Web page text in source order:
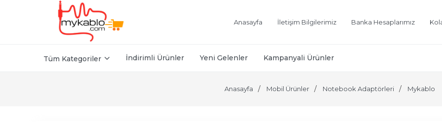
Anasayfa İletişim Bilgilerimiz Banka Hesaplarımız
Tüm Kategoriler İndirimli Ürünler Yeni Gelenler Kampanyali Ürünler
Anasayfa Mobil Ürünler Notebook Adaptörleri Mykablo